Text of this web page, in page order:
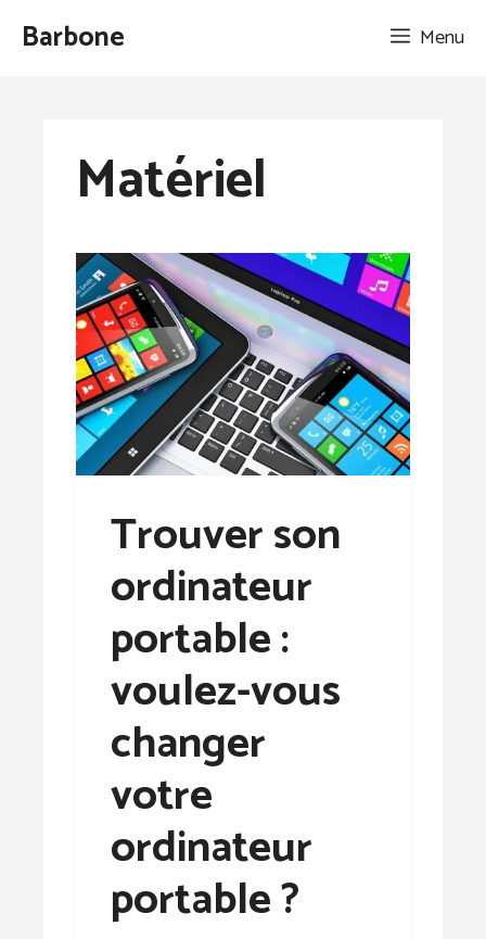
AllerBarbone Menu
Matériel
Trouver son
ordinateur
portable :
voulez-vous
changer
votre
ordinateur
portable ?